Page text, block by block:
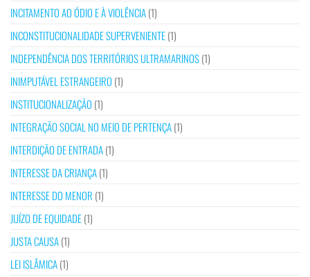
INCITAMENTO AO ÓDIO E À VIOLÊNCIA(1)
INCONSTITUCIONALIDADE SUPERVENIENTE(1)
INDEPENDÊNCIA DOS TERRITÓRIOS ULTRAMARINOS(1)
INIMPUTÁVEL ESTRANGEIRO (1)
INSTITUCIONALIZAÇÃO (1)
INTEGRAÇÃO SOCIAL NO MEIO DE PERTENÇA(1)
INTERDIÇÃO DE ENTRADA(1)
INTERESSE DA CRIANÇA(1)
INTERESSE DO MENOR (1)
JUÍZO DE EQUIDADE(1)
JUSTA CAUSA(1)
LEI ISLÂMICA(1)